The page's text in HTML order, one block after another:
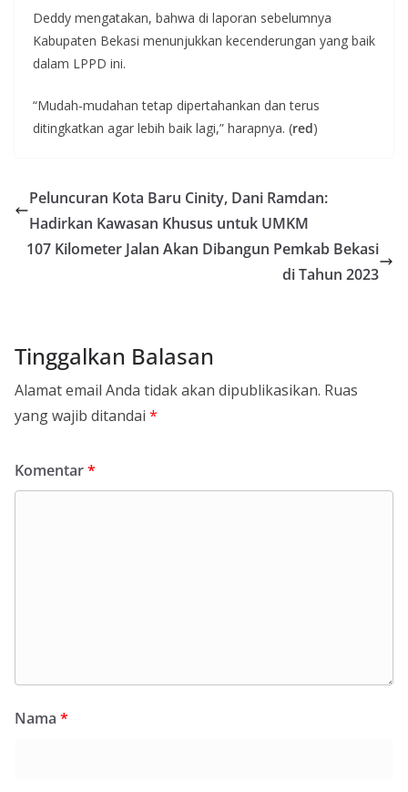
Deddy mengatakan, bahwa di laporan sebelumnya
Kabupaten Bekasi menunjukkan kecenderungan yang baik
dalam LPPD ini.
“Mudah-mudahan tetap dipertahankan dan terus
ditingkatkan agar lebih baik lagi,” harapnya. (red)
Peluncuran Kota Baru Cinity, Dani Ramdan:
Hadirkan Kawasan Khusus untuk UMKM
107 Kilometer Jalan Akan Dibangun Pemkab Bekasi
di Tahun 2023
Tinggalkan Balasan
Alamat email Anda tidak akan dipublikasikan. Ruas
yang wajib ditandai *
Komentar*
Nama *